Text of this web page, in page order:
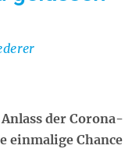
der Corona-
einmalige Chance